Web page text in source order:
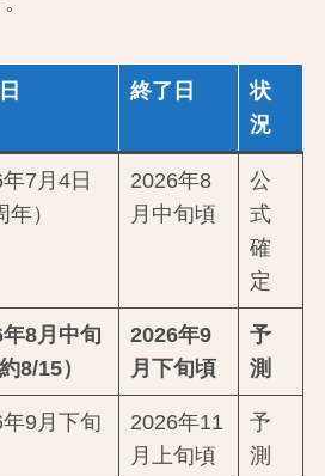
終了日
状
況
7月4日
年）
2026年8
月中旬頃
公
式
確
定
8月中旬
8/15）
2026年9
月下旬頃
予
測
9月下旬
2026年11
月上旬頃
予
測